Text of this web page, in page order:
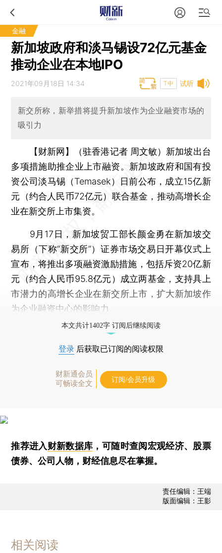
金融
新加坡政府和淡马锡设72亿元基金
推动企业在本地IPO
试听
2021年09月18日 14:34 T中
新交所称，新举措将提升新加坡作为企业融资市场的
吸引力
【财新网】（驻香港记者 周文敏） 新加坡出台
多项措施助推企业上市融资。新加坡政府和国有投
资公司淡马锡（Temasek）日前公布，成立15亿新
元（约合人民币72亿元）联合基金，推动高增长企
业在新交所上市集资。
9月17日，新加坡贸工部长颜金勇在新加坡交
易所（下称“新交所”）证券市场交易日开幕仪式上
宣布，将推出多项融资激励措施，包括斥资20亿新
元（约合人民币95.8亿元）成立两基金，支持具上
市潜力的高增长企业在新交所上市，扩大新加坡作
为企业融资中心的影响力。
本文共计1402字 订阅后继续阅读
登录 后获取已订阅的阅读权限
财新通会员
可畅读全文
订阅/会员升级
推荐进入财新数据库 ，可随时查阅宏观经济、股票
债券、公司人物，财经信息尽在掌握。
责任编辑：王端
版面编辑：王影
相关阅读